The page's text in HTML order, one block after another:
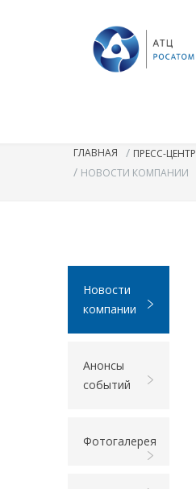
ГЛАВНАЯ / ПРЕСС-ЦЕНТР
/ НОВОСТИ КОМПАНИИ
Новости
компании
Анонсы
событий
Фотогалерея